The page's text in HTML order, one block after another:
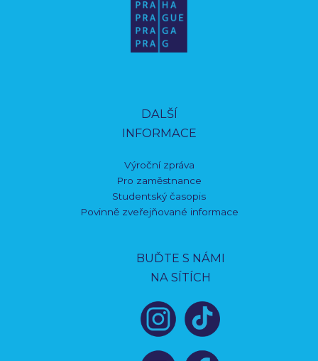
DALŠÍ
INFORMACE
Výroční zpráva
Pro zaměstnance
Studentský časopis
Povinně zveřejňované informace
BUĎTE S NÁMI
NA SÍTÍCH